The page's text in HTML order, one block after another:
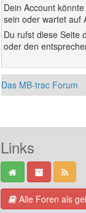
Dein Account
sein oder wartet auf
Du rufst diese Seite
oder den
Das MB-trac Forum
Links
Alle Foren als